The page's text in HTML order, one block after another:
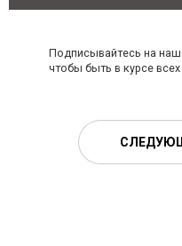
Подписывайтесь на наш
чтобы быть в курсе